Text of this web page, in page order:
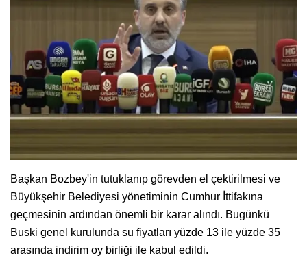
Başkan Bozbey'in tutuklanıp görevden el çektirilmesi ve
Büyükşehir Belediyesi yönetiminin Cumhur İttifakına
geçmesinin ardından önemli bir karar alındı. Bugünkü
Buski genel kurulunda su fiyatları yüzde 13 ile yüzde 35
arasında indirim oy birliği ile kabul edildi.